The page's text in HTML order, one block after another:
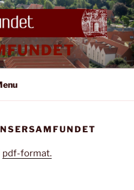
pdf-format.